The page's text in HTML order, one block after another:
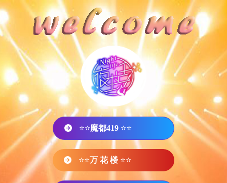
⭐⭐魔都419 ⭐⭐
⭐⭐万 花 楼 ⭐⭐